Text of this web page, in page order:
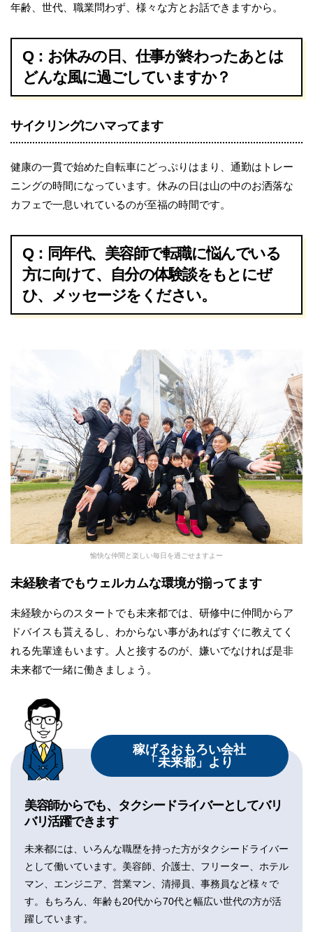
年齢、世代、職業問わず、様々な方とお話できますから。
Q：お休みの日、仕事が終わったあとは
どんな風に過ごしていますか？
サイクリングにハマってます
健康の一貫で始めた自転車にどっぷりはまり、通勤はトレー
ニングの時間になっています。休みの日は山の中のお洒落な
カフェで一息いれているのが至福の時間です。
Q：同年代、美容師で転職に悩んでいる
方に向けて、自分の体験談をもとにぜ
ひ、メッセージをください。
愉快な仲間と楽しい毎日を過ごせますよー
未経験者でもウェルカムな環境が揃ってます
未経験からのスタートでも未来都では、研修中に仲間からア
ドバイスも貰えるし、わからない事があればすぐに教えてく
れる先輩達もいます。人と接するのが、嫌いでなければ是非
未来都で一緒に働きましょう。
稼げるおもろい会社
「未来都」より
美容師からでも、タクシードライバーとしてバリ
バリ活躍できます
未来都には、いろんな職歴を持った方がタクシードライバー
として働いています。美容師、介護士、フリーター、ホテル
マン、エンジニア、営業マン、清掃員、事務員など様々で
す。もちろん、年齢も20代から70代と幅広い世代の方が活
躍しています。